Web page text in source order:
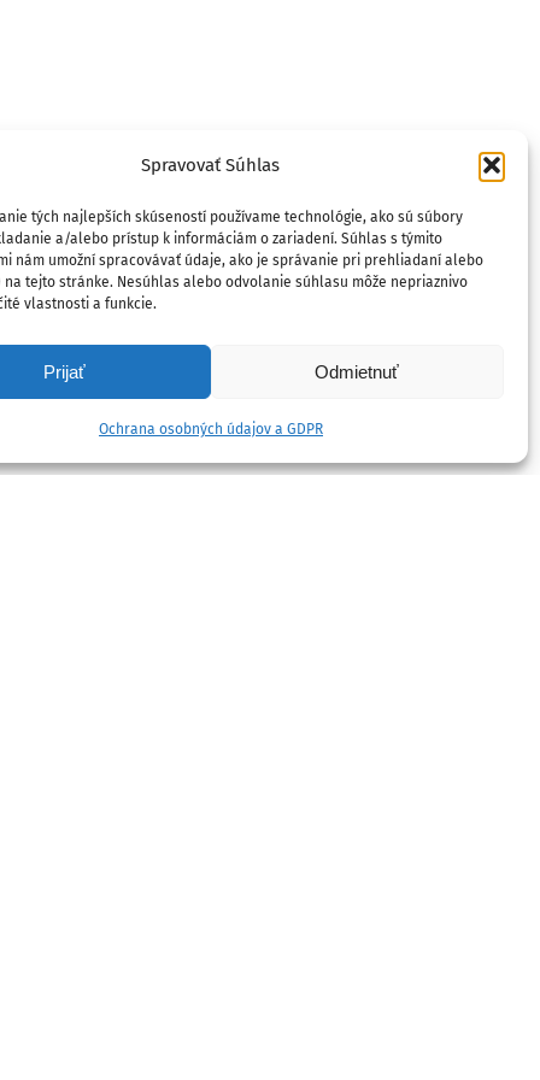
Spravovať Súhlas
tých najlepších skúseností používame technológie, ako sú súbory
a/alebo prístup k informáciám o zariadení. Súhlas s týmito
nám umožní spracovávať údaje, ako je správanie pri prehliadaní alebo
na tejto stránke. Nesúhlas alebo odvolanie súhlasu môže nepriaznivo
vlastnosti a funkcie.
Prijať Odmietnuť
Ochrana osobných údajov a GDPR